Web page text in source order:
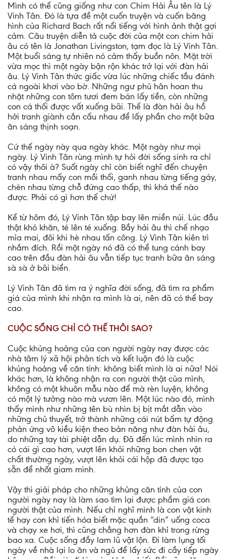
Mình có thể cũng giống như con Chim Hải Âu tên là Lý
Vinh Tân. Đó là tựa đề một cuốn truyện và cuốn băng
hình của Richard Bach rất nổi tiếng với hình ảnh thật gợi
cảm. Câu truyện diễn tả cuộc đời của một con chim hải
âu có tên là Jonathan Livingston, tạm đọc là Lý Vinh Tân.
Một buổi sáng tự nhiên nó cảm thấy buồn nôn. Mặt trời
vừa mọc thì một ngày bận rộn khác trở lại với đàn hải
âu. Lý Vinh Tân thức giấc vừa lúc những chiếc tầu đánh
cá ngoài khơi vào bờ. Những ngư phủ hân hoan thu
nhặt những con tôm tươi đem bán lấy tiền, còn những
con cá thối được vất xuống bãi. Thế là đàn hải âu hồ
hởi tranh giành cắn cấu nhau để lấy phần cho một bữa
ăn sáng thịnh soạn.
Cứ thế ngày này qua ngày khác. Một ngày như mọi
ngày. Lý Vinh Tân rùng mình tự hỏi đời sống sinh ra chỉ
có vậy thôi à? Suốt ngày chỉ còn biết nghĩ đến chuyện
tranh nhau mấy con mồi thối, ganh nhau từng tiếng gáy,
chèn nhau từng chỗ đứng cao thấp, thì khá thế nào
được. Phải có gì hơn thế chứ!
Kể từ hôm đó, Lý Vinh Tân tập bay lên miền núi. Lúc đầu
thật khó khăn, té lên té xuống. Bầy hải âu thì chế nhạo
mỉa mai, đôi khi hè nhau tấn công. Lý Vinh Tân kiên trì
nhắm đích. Rồi một ngày nó đã có thể tung cánh bay
cao trên đầu đàn hải âu vẫn tiếp tục tranh bữa ăn sáng
sà sà ở bãi biển.
Lý Vinh Tân đã tìm ra ý nghĩa đời sống, đã tìm ra phẩm
giá của mình khi nhận ra mình là ai, nên đã có thể bay
cao.
CUỘC SỐNG CHỈ CÓ THẾ THÔI SAO?
Cuộc khủng hoảng của con người ngày nay được các
nhà tâm lý xã hội phân tích và kết luận đó là cuộc
khủng hoảng về căn tính: không biết mình là ai nữa! Nói
khác hơn, là không nhận ra con người thật của mình,
không có một khuôn mẫu nào để mà rèn luyện, không
có một lý tưởng nào mà vươn lên. Một lúc nào đó, mình
thấy mình như những tên bù nhìn bị bịt mắt dẫn vào
những chủ thuyết, trở thành những cái nút bấm tự động
phản ứng vô kiều kiện theo bản năng như đàn hải âu,
do những tay tài phiệt dẫn dụ. Đã đến lúc mình nhìn ra
có cái gì cao hơn, vượt lên khỏi những bon chen vật
chất thường ngày, vượt lên khỏi cái hộp đã được tạo
sẵn để nhốt giam mình.
Vậy thì giải pháp cho những khủng căn tính của con
người ngày nay là làm sao tìm lại được phẩm giá con
người thật của mình. Nếu chỉ nghĩ mình là con vật kinh
tế hay con khỉ tiến hóa biết mặc quần “din” uống coca
và chạy xe hơi, thì cũng chẳng hơn đàn khỉ trong rừng
bao xa. Cuộc sống đầy lam lũ vật lộn. Đi làm lụng tối
ngày về nhà lại lo ăn và ngủ để lấy sức đi cầy tiếp ngày